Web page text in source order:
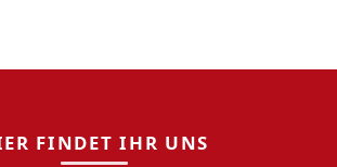
FINDET IHR UNS